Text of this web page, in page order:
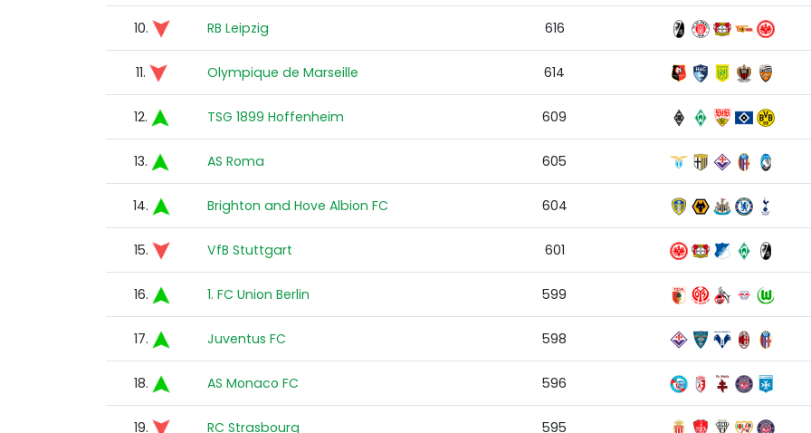
10. RB Leipzig 616
11. Olympique de Marseille 614
12. TSG 1899 Hoffenheim 609
13. AS Roma 605
14. Brighton and Hove Albion FC 604
15. VfB Stuttgart 601
16. 1. FC Union Berlin 599
17. Juventus FC 598
18. AS Monaco FC 596
19. RC Strasbourg 595